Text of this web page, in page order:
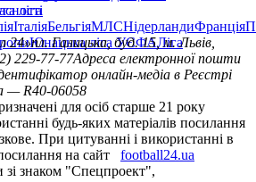
ліга
ІталіяБельгіяМЛСНідерландиФранція
Юнацька ліга УЄФАЛіга
24»пл. Галицька, буд. 15, м. Львів,
229-77-77Адреса електронної пошти
онлайн-медіа в Реєстрі
— R40-06058
для осіб старше 21 року
будь-яких матеріалів посилання
При цитуванні і використанні в
на сайт
football24.ua
зі знаком "Спецпроект",